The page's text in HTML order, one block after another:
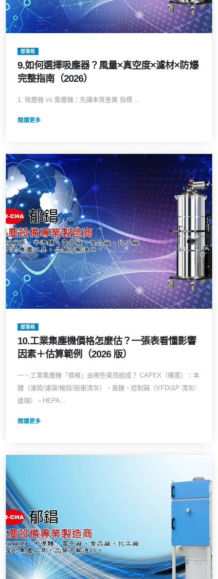
部落格
9.如何選擇吸塵器？風量×真空度×濾材×防爆
完整指南（2026）
1. 吸塵器 vs 集塵機：先講本質差異 指標 ...
閱讀更多
部落格
10.工業集塵機價格怎麼估？一張表看懂影響
因素＋估算範例（2026 版）
一、工業集塵機「價格」由哪些東西組成？ CAPEX（購置）：本
體（濾筒/濾袋/機殼/脈衝清灰）、風機、控制箱（VFD/ΔP 清灰/
遠端）、HEPA...
閱讀更多